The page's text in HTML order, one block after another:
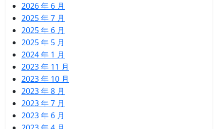
2026 年 6 月
2025 年 7 月
2025 年 6 月
2025 年 5 月
2024 年 1 月
2023 年 11 月
2023 年 10 月
2023 年 8 月
2023 年 7 月
2023 年 6 月